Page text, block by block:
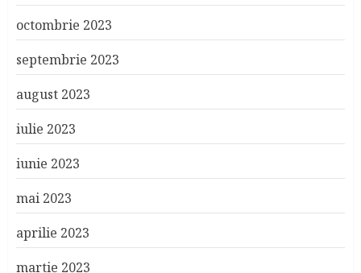
octombrie 2023
septembrie 2023
august 2023
iulie 2023
iunie 2023
mai 2023
aprilie 2023
martie 2023